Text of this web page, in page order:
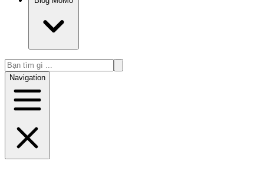
Navigation